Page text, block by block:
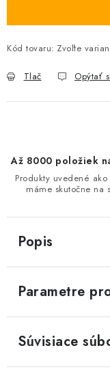
Kód tovaru: Zvoľte
Tlač Opýtať
Až 8000 položiek
Produkty uvedené
máme skutočne na
Popis
Parametre
Súvisiace